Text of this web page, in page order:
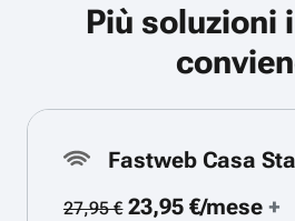
Più soluzioni
Fastweb Casa
27,95 €23,95 €/mese+